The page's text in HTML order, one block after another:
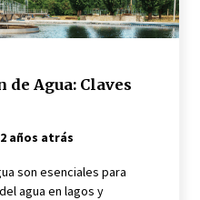
Socarrat
del cuidado de la piel
en las adolescentes:
la Salud y Belleza Natural
Agua: Claves
años atrás
son esenciales para
agua en lagos y